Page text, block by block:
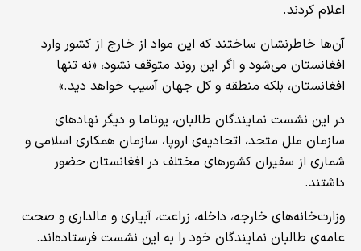
اعلام کردند.
آن‌ها خاطرنشان ساختند که این مواد از خارج از کشور وارد
افغانستان می‌شود و اگر این روند متوقف نشود، «نه تنها
افغانستان، بلکه منطقه و کل جهان آسیب خواهد دید.»
در این نشست نمایندگان طالبان، یوناما و دیگر نهادهای
سازمان ملل متحد، اتحادیه‌ی اروپا، سازمان همکاری اسلامی و
شماری از سفیران کشورهای مختلف در افغانستان حضور
داشتند.
وزارت‌خانه‌های خارجه، داخله، زراعت، آبیاری و مالداری و صحت
عامه‌ی طالبان نمایندگان خود را به این نشست فرستاده‌اند.